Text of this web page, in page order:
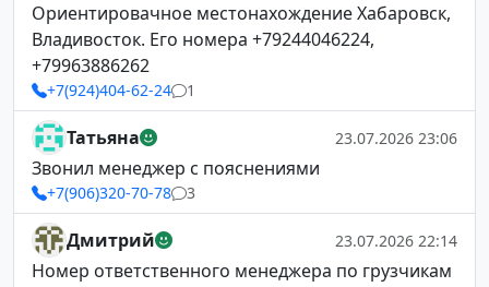
Ориентировачное местонахождение Хабаровск,
Владивосток. Его номера +79244046224,
+79963886262
+7(924)404-62-24 1
Татьяна 23.07.2026 23:06
Звонил менеджер с пояснениями
+7(906)320-70-78 3
Дмитрий 23.07.2026 22:14
Номер ответственного менеджера по грузчикам